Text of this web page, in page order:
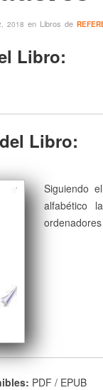
2018 en Libros de
Libro:
Libro:
Siguiendo
alfabético
PDF / EPUB